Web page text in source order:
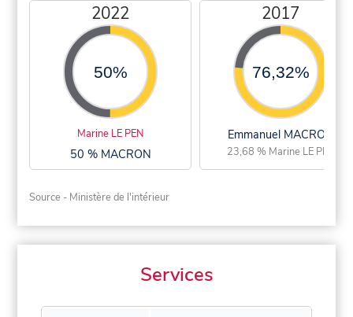
2022
50%
Marine LE PEN
50 % MACRON
2017
76,32%
Emmanuel MACRON
23,68 % Marine LE PEN
Source - Ministère de l'intérieur
Services